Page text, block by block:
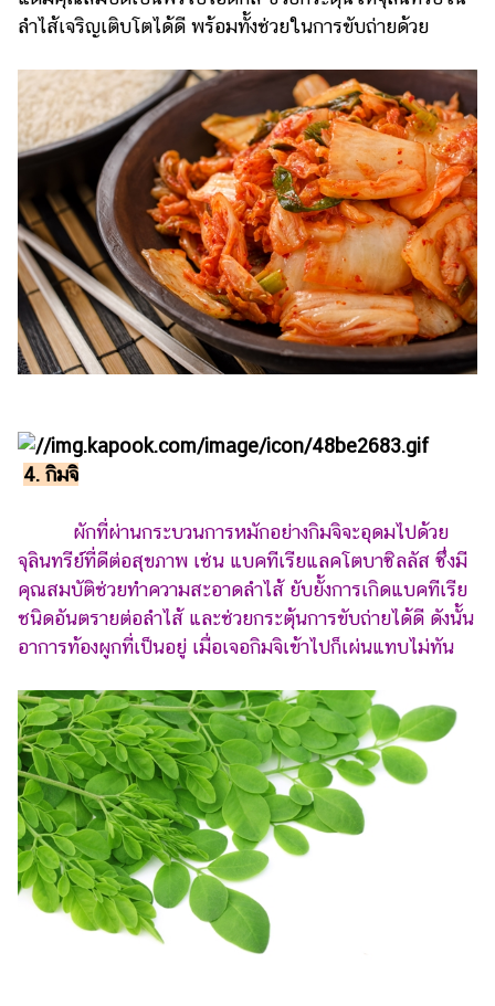
ลำไส้เจริญเติบโตได้ดี พร้อมทั้งช่วยในการขับถ่ายด้วย
4. กิมจิ
ผักที่ผ่านกระบวนการหมักอย่างกิมจิจะอุดมไปด้วย
จุลินทรีย์ที่ดีต่อสุขภาพ เช่น แบคทีเรียแลคโตบาซิลลัส ซึ่งมี
คุณสมบัติช่วยทำความสะอาดลำไส้ ยับยั้งการเกิดแบคทีเรีย
ชนิดอันตรายต่อลำไส้ และช่วยกระตุ้นการขับถ่ายได้ดี ดังนั้น
อาการท้องผูกที่เป็นอยู่ เมื่อเจอกิมจิเข้าไปก็เผ่นแทบไม่ทัน